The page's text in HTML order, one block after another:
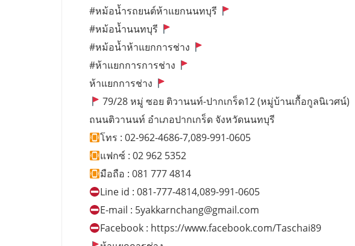
#หม้อน้ำรถยนต์ห้าแยกนนทบุรี
#หม้อน้ำนนทบุรี
#หม้อน้ำห้าแยกการช่าง
#ห้าแยกการการช่าง
ห้าแยกการช่าง
79/28 หมู่ ซอย ติวานนท์-ปากเกร็ด12 (หมู่บ้านเกื้อกูลนิเวศน์)
ถนนติวานนท์ อำเภอปากเกร็ด จังหวัดนนทบุรี
โทร : 02-962-4686-7,089-991-0605
แฟกซ์ : 02 962 5352
มือถือ : 081 777 4814
Line id : 081-777-4814,089-991-0605
E-mail : 5yakkarnchang@gmail.com
Facebook : https://www.facebook.com/Taschai89